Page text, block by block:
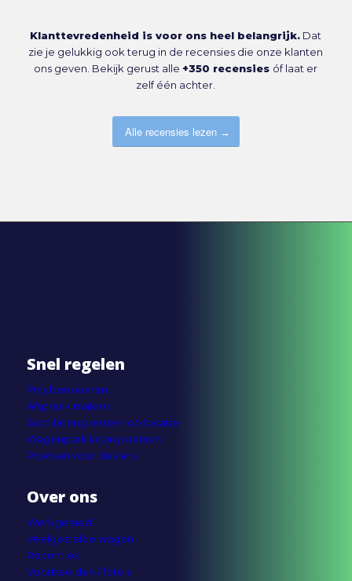
Klanttevredenheid is voor ons heel belangrijk. Dat
zie je gelukkig ook terug in de recensies die onze klanten
ons geven. Bekijk gerust alle +350 recensies óf laat er
zelf één achter.
Alle recensies lezen
Snel regelen
Prijs berekenen
Afspraak maken
Auto laten poetsen op locatie
Wagenpark laten poetsen
Poetsen voor dealers
Over ons
Werkgebied
Veelgestelde vragen
Recenties
Voorbeelden / foto’s